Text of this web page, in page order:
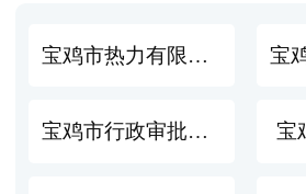
宝鸡市热力有限责任公司
宝鸡市行政审批服务局 宝